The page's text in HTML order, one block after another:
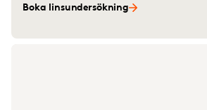
Boka linsundersökning